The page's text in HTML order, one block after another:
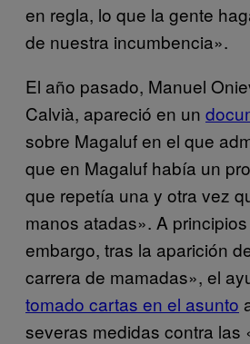
en regla, lo que la gente
de nuestra incumbencia».
El año pasado, Manuel
Calvià, apareció en un
sobre Magaluf en el que
que en Magaluf había un
que repetía una y otra vez
manos atadas». A
embargo, tras la aparición
carrera de mamadas», el
tomado cartas en el asunto
severas medidas contra las